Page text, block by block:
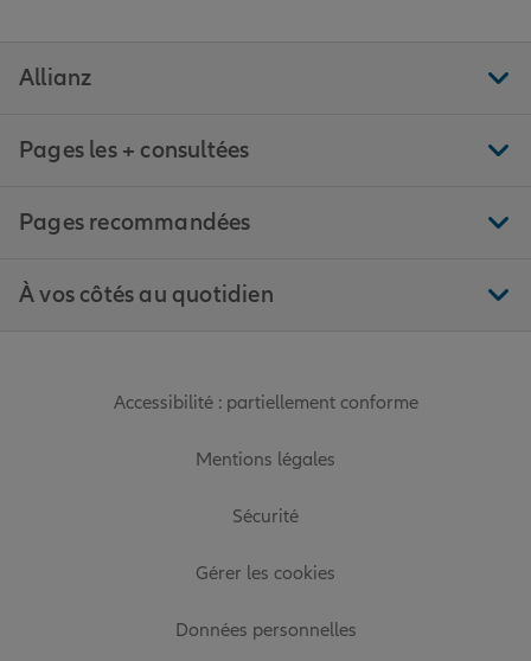
Allianz
Pages les + consultées
Pages recommandées
À vos côtés au quotidien
Accessibilité : partiellement conforme
Mentions légales
Sécurité
Gérer les cookies
Données personnelles